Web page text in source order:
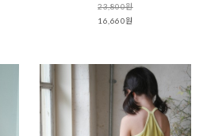
23,800원
16,660원